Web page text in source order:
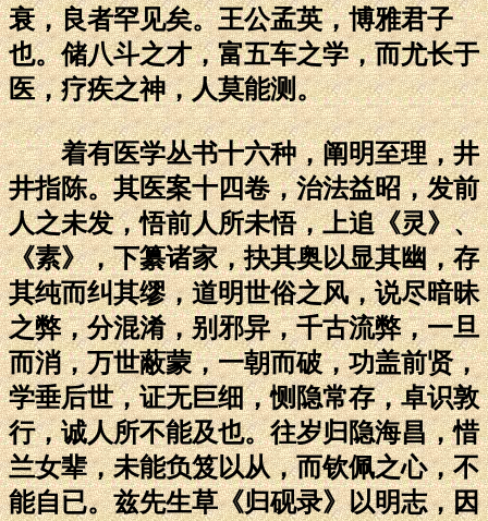
衰，良者罕见矣。王公孟英，博雅君子
也。储八斗之才，富五车之学，而尤长于
医，疗疾之神，人莫能测。
着有医学丛书十六种，阐明至理，井
井指陈。其医案十四卷，治法益昭，发前
人之未发，悟前人所未悟，上追《灵》、
《素》，下纂诸家，抉其奥以显其幽，存
其纯而纠其缪，道明世俗之风，说尽暗昧
之弊，分混淆，别邪异，千古流弊，一旦
而消，万世蔽蒙，一朝而破，功盖前贤，
学垂后世，证无巨细，恻隐常存，卓识敦
行，诚人所不能及也。往岁归隐海昌，惜
兰女辈，未能负笈以从，而钦佩之心，不
能自已。兹先生草《归砚录》以明志，因